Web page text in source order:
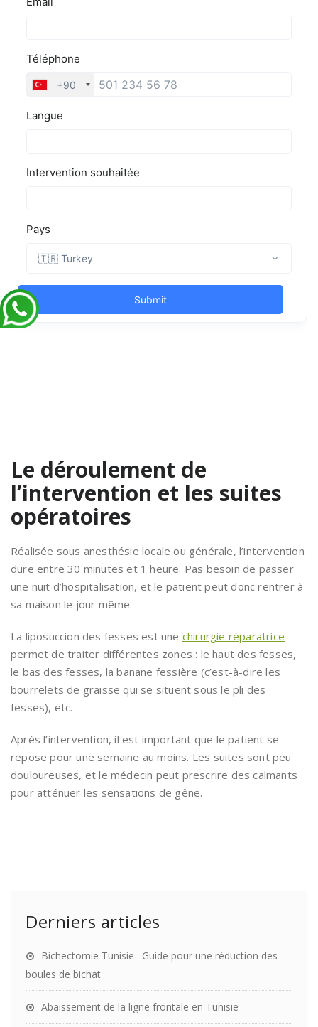
Le déroulement de
l’intervention et les suites
opératoires
Réalisée sous anesthésie locale ou générale, l’intervention
dure entre 30 minutes et 1 heure. Pas besoin de passer
une nuit d’hospitalisation, et le patient peut donc rentrer à
sa maison le jour même.
La liposuccion des fesses est une chirurgie réparatrice
permet de traiter différentes zones : le haut des fesses,
le bas des fesses, la banane fessière (c’est-à-dire les
bourrelets de graisse qui se situent sous le pli des
fesses), etc.
Après l’intervention, il est important que le patient se
repose pour une semaine au moins. Les suites sont peu
douloureuses, et le médecin peut prescrire des calmants
pour atténuer les sensations de gêne.
Derniers articles
Bichectomie Tunisie : Guide pour une réduction des
boules de bichat
Abaissement de la ligne frontale en Tunisie